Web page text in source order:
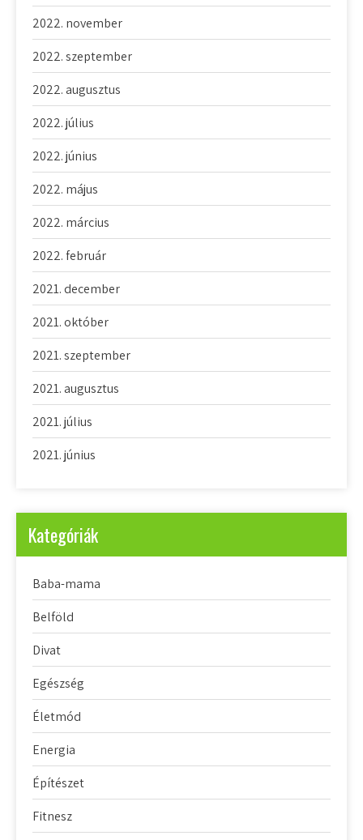
2022. november
2022. szeptember
2022. augusztus
2022. július
2022. június
2022. május
2022. március
2022. február
2021. december
2021. október
2021. szeptember
2021. augusztus
2021. július
2021. június
Kategóriák
Baba-mama
Belföld
Divat
Egészség
Életmód
Energia
Építészet
Fitnesz